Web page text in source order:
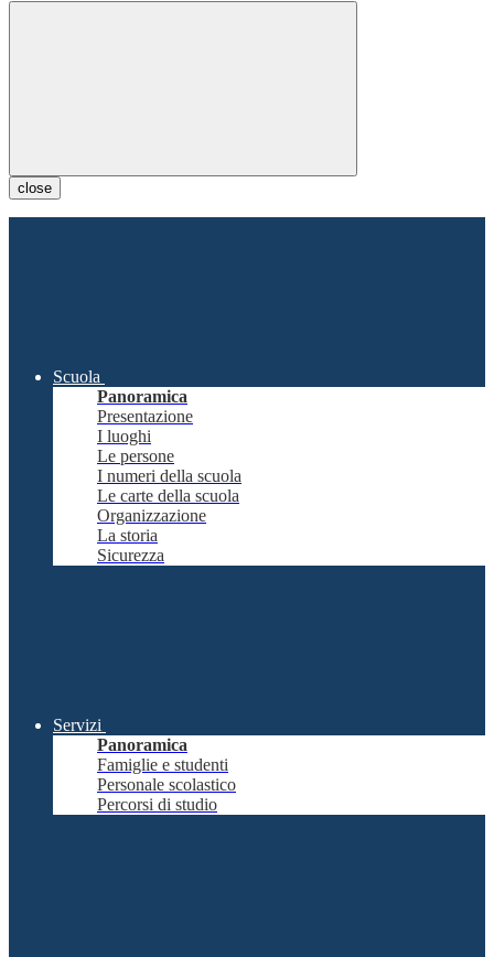
close
Scuola
Panoramica
Presentazione
I luoghi
Le persone
I numeri della scuola
Le carte della scuola
Organizzazione
La storia
Sicurezza
Servizi
Panoramica
Famiglie e studenti
Personale scolastico
Percorsi di studio